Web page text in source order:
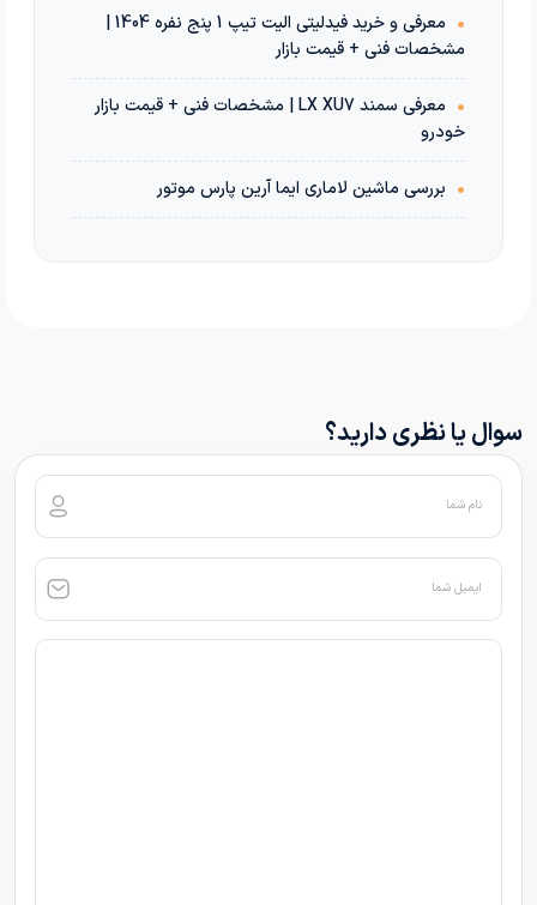
•
معرفی و خرید فیدلیتی الیت تیپ 1 پنج نفره 1404 |
مشخصات فنی + قیمت بازار
•
معرفی سمند LX XU7 | مشخصات فنی + قیمت بازار
خودرو
• بررسی ماشین لاماری ایما آرین پارس موتور
سوال یا نظری دارید؟
نام شما
ایمیل شما